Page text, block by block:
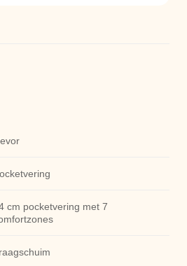
cm pocketvering met 7